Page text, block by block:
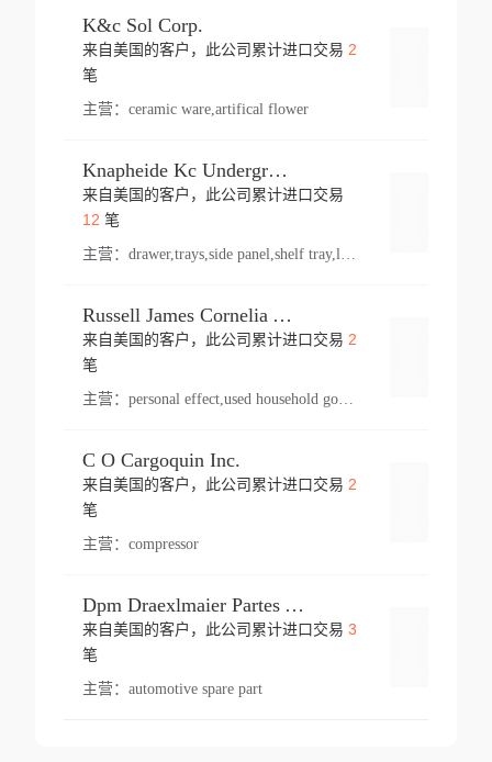
K&c Sol Corp.
来自美国的客户，此公司累计进口交易 2
笔
主营： ceramic ware,artifical flower
Knapheide Kc Underground
来自美国的客户，此公司累计进口交易
12 笔
主营：
Russell James Cornelia Arlington Va
来自美国的客户，此公司累计进口交易 2
笔
主营： personal effect,used household goods
C O Cargoquin Inc.
来自美国的客户，此公司累计进口交易 2
笔
主营： compressor
Dpm Draexlmaier Partes Automotrices Corr Ind Huejotzingo
来自美国的客户，此公司累计进口交易 3
笔
主营： automotive spare part